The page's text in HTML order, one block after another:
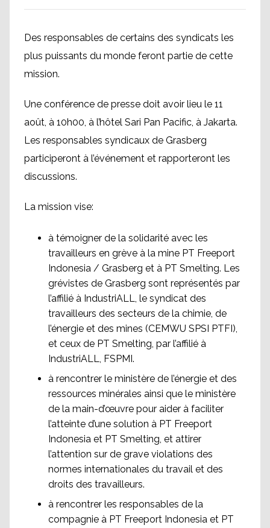
Des responsables de certains des syndicats les
plus puissants du monde feront partie de cette
mission.
Une conférence de presse doit avoir lieu le 11
août, à 10h00, à l’hôtel Sari Pan Pacific, à Jakarta.
Les responsables syndicaux de Grasberg
participeront à l’événement et rapporteront les
discussions.
La mission vise:
à témoigner de la solidarité avec les
travailleurs en grève à la mine PT Freeport
Indonesia / Grasberg et à PT Smelting. Les
grévistes de Grasberg sont représentés par
l’affilié à IndustriALL, le syndicat des
travailleurs des secteurs de la chimie, de
l’énergie et des mines (CEMWU SPSI PTFI),
et ceux de PT Smelting, par l’affilié à
IndustriALL, FSPMI.
à rencontrer le ministère de l’énergie et des
ressources minérales ainsi que le ministère
de la main-d’œuvre pour aider à faciliter
l’atteinte d’une solution à PT Freeport
Indonesia et PT Smelting, et attirer
l’attention sur de grave violations des
normes internationales du travail et des
droits des travailleurs.
à rencontrer les responsables de la
compagnie à PT Freeport Indonesia et PT